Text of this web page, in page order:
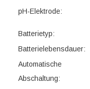
pH-Elektrode:
Batterietyp:
Batterielebensdauer:
Automatische
Abschaltung: